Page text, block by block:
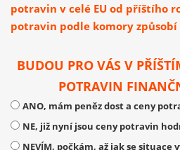
potravin v celé EU od příštího
potravin podle komory
BUDOU PRO VÁS V
POTRAVIN
ANO, mám peněz dost a ceny
NE, již nyní jsou ceny potravin
NEVÍM, počkám, až jak se situace